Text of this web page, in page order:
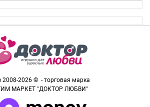
2008-2026 © - торговая марка
МАРКЕТ "ДОКТОР ЛЮБВИ"